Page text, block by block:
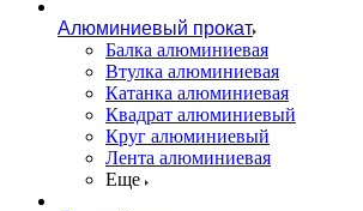
Алюминиевый прокат
Балка алюминиевая
Втулка алюминиевая
Катанка алюминиевая
Квадрат алюминиевый
Круг алюминиевый
Лента алюминиевая
Еще